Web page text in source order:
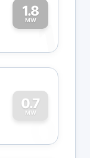
1.8
MW1
0.7
MW
0